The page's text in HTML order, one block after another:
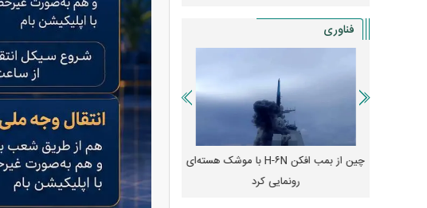
فناوری
چین از بمب افکن H-۶N با موشک هسته‌ای
رونمایی کرد
پهپاد رهگیر یا موشک پدافند؛ قدرت تهدید
کدامیک بیشتر است؟